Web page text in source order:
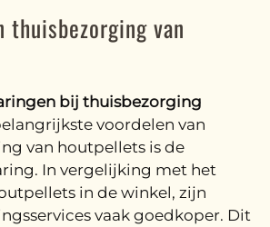
thuisbezorging van
bij thuisbezorging
voordelen van
van houtpellets is de
In vergelijking met het
in de winkel, zijn
vaak goedkoper. Dit